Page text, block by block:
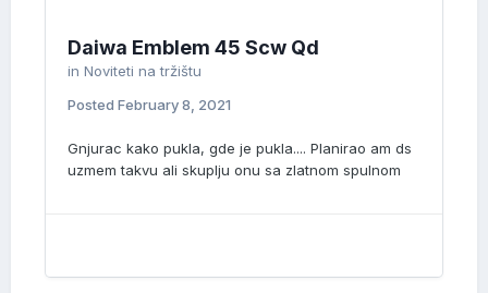
Daiwa Emblem 45 Scw Qd
in Noviteti na tržištu
Posted February 8, 2021
Gnjurac kako pukla, gde je pukla.... Planirao am ds
uzmem takvu ali skuplju onu sa zlatnom spulnom